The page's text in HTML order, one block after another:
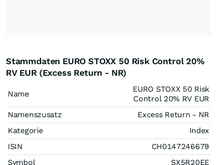
Stammdaten EURO STOXX 50 Risk Control 20%
RV EUR (Excess Return - NR)
Name
EURO STOXX 50 Risk
Control 20% RV EUR
Namenszusatz
Excess Return - NR
Kategorie
Index
ISIN
CH0147246679
Symbol
SX5R20EE